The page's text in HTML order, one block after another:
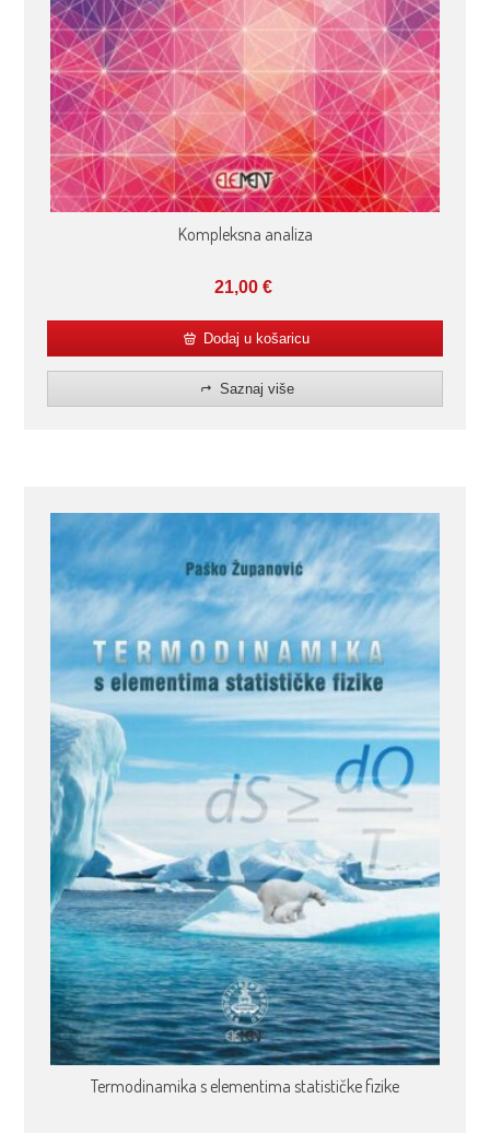
Kompleksna analiza
21,00 €
Dodaj u košaricu
Saznaj više
Termodinamika s elementima statističke fizike